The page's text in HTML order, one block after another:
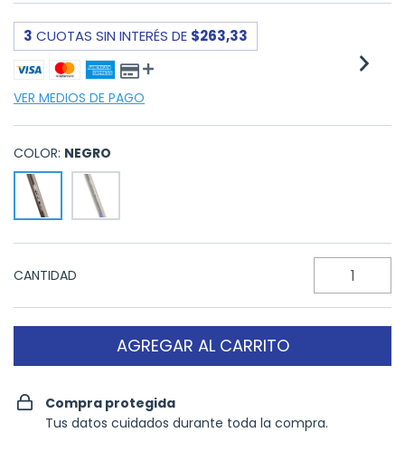
3 CUOTAS SIN INTERÉS DE $263,33
VER MEDIOS DE PAGO
COLOR: NEGRO
CANTIDAD
Compra protegida
Tus datos cuidados durante toda la compra.